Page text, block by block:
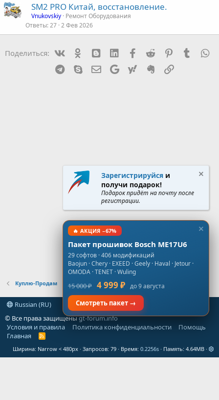
SM2 PRO Китай, восстановление.
Vnukovskiy Ремонт Оборудования
Ответы 27 2 Фев 2026
Поделиться: Ok mes_blogger
Linked InFacebook
Reddit PinterestTumblr
Telegram
Skype Эл. почта
Google Yahoo Evernote
Куплю-Продам
Russian (RU)
© Все права защищеныgt-forum.info
Условия и правила
Политика конфиденциальности
Помощь
Главная
R
S
Ширина Запросов 79 Время 0.2256s Память 4.64MB
Зарегистрируйся и
получи подарок!
Подарок придёт на почту после
регистрации.
🔥 АКЦИЯ −67%
Пакет прошивок Bosch ME17U6
29 софтов · 406 модификаций
Baojun · Chery · EXEED · Geely · Haval · Jetour ·
OMODA · TENET · Wuling
15 000 ₽ 4 999 ₽ до 9 августа
Смотреть пакет →